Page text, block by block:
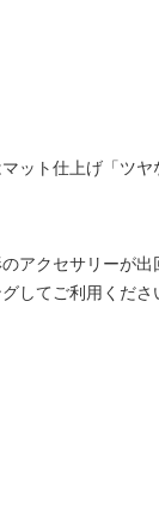
ット仕上げ「ツ
アクセサリーが
してご利用くださ